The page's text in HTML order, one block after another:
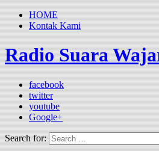
HOME
Kontak Kami
Radio Suara
facebook
twitter
youtube
Google+
Search for: